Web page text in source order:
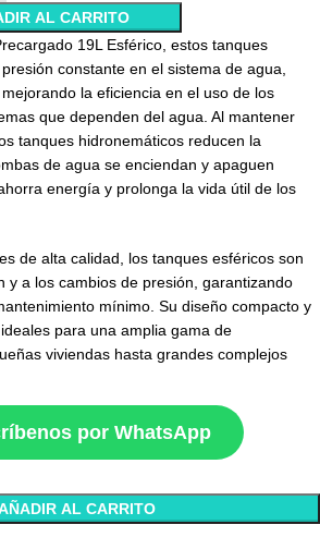
AL CARRITO
19L Esférico, estos tanques
constante en el sistema de agua,
la eficiencia en el uso de los
que dependen del agua. Al mantener
tanques hidronemáticos reducen la
de agua se enciendan y apaguen
energía y prolonga la vida útil de los
de alta calidad, los tanques esféricos son
y a los cambios de presión, garantizando
mínimo. Su diseño compacto y
para una amplia gama de
viviendas hasta grandes complejos
por WhatsApp
AL CARRITO